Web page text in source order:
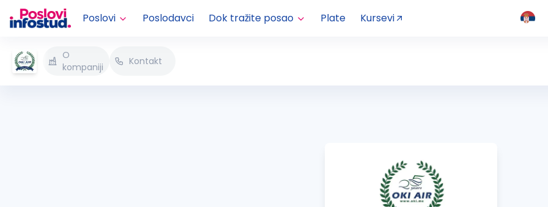
Poslovi Poslodavci Dok tražite posao Plate Kursevi
O
kompaniji
Kontakt